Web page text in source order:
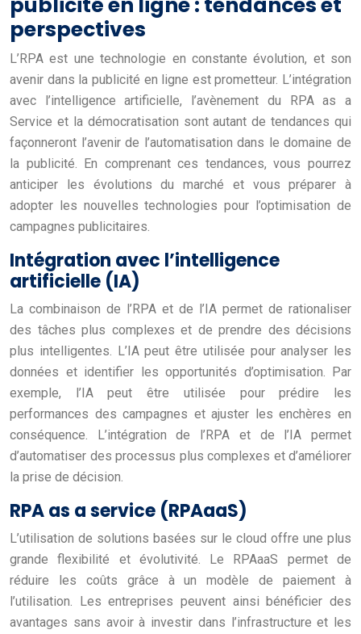
perspectives
L’RPA est une technologie en constante évolution, et son
avenir dans la publicité en ligne est prometteur. L’intégration
avec l’intelligence artificielle, l’avènement du RPA as a
Service et la démocratisation sont autant de tendances qui
façonneront l’avenir de l’automatisation dans le domaine de
la publicité. En comprenant ces tendances, vous pourrez
anticiper les évolutions du marché et vous préparer à
adopter les nouvelles technologies pour l’optimisation de
campagnes publicitaires.
Intégration avec l’intelligence
artificielle (IA)
La combinaison de l’RPA et de l’IA permet de rationaliser
des tâches plus complexes et de prendre des décisions
plus intelligentes. L’IA peut être utilisée pour analyser les
données et identifier les opportunités d’optimisation. Par
exemple, l’IA peut être utilisée pour prédire les
performances des campagnes et ajuster les enchères en
conséquence. L’intégration de l’RPA et de l’IA permet
d’automatiser des processus plus complexes et d’améliorer
la prise de décision.
RPA as a service (RPAaaS)
L’utilisation de solutions basées sur le cloud offre une plus
grande flexibilité et évolutivité. Le RPAaaS permet de
réduire les coûts grâce à un modèle de paiement à
l’utilisation. Les entreprises peuvent ainsi bénéficier des
avantages sans avoir à investir dans l’infrastructure et les